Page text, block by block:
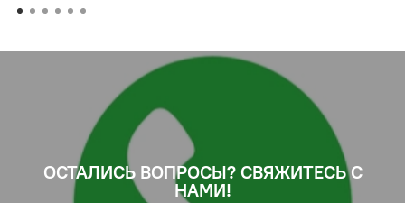
ОСТАЛИСЬ ВОПРОСЫ? СВЯЖИТЕСЬ С
НАМИ!